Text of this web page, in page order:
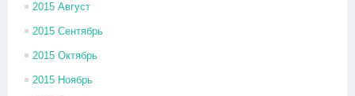
2015 Август
2015 Сентябрь
2015 Октябрь
2015 Ноябрь